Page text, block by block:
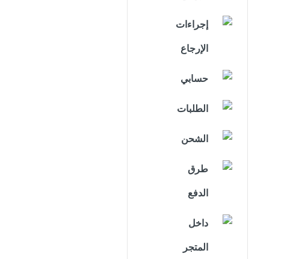
إجراءات
الإرجاع
حسابي
الطلبات
الشحن
طرق
الدفع
داخل
المتجر